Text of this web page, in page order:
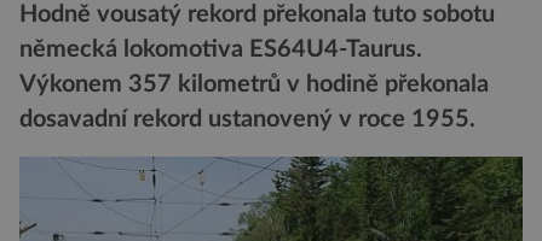
Hodně vousatý rekord překonala tuto sobotu
německá lokomotiva ES64U4-Taurus.
Výkonem 357 kilometrů v hodině překonala
dosavadní rekord ustanovený v roce 1955.